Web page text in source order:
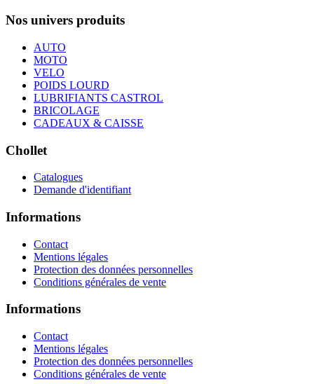
Nos univers produits
AUTO
MOTO
VELO
POIDS LOURD
LUBRIFIANTS CASTROL
BRICOLAGE
CADEAUX & CAISSE
Chollet
Catalogues
Demande d'identifiant
Informations
Contact
Mentions légales
Protection des données personnelles
Conditions générales de vente
Informations
Contact
Mentions légales
Protection des données personnelles
Conditions générales de vente